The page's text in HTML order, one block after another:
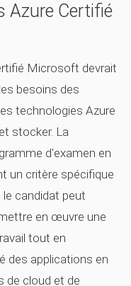
Azure Certifié
Microsoft devrait
besoins des
technologies Azure
stocker. La
d'examen en
un critère spécifique
candidat peut
en œuvre une
tout en
des applications en
de cloud et de